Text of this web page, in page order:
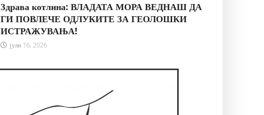
Здрава котлина: ВЛАДАТА МОРА ВЕДНАШ ДА
ГИ ПОВЛЕЧЕ ОДЛУКИТЕ ЗА ГЕОЛОШКИ
ИСТРАЖУВАЊА!
јули 16, 2026